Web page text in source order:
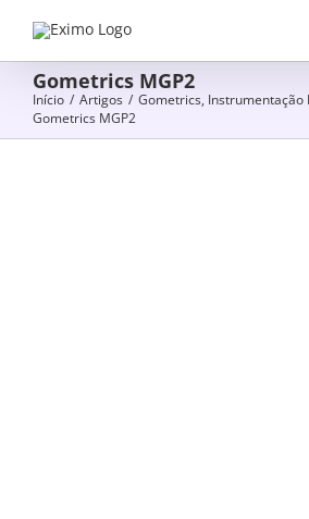
contentGometrics MGP2
Início / Artigos / Gometrics, Instrumentação
Gometrics MGP2